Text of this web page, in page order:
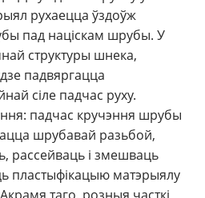
рухаецца ўздоўж
пад націскам шрубы. У
структуры шнека,
падвяргацца
сіле падчас руху.
падчас кручэння шрубы
шрубавай разьбой,
рассейваць і змешваць
пластыфікацыю матэрыялу